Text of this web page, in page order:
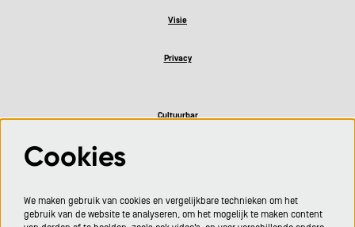
Visie
Privacy
Cultuurbar
Cookies
We maken gebruik van cookies en vergelijkbare technieken om het
gebruik van de website te analyseren, om het mogelijk te maken content